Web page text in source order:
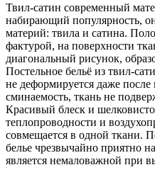
Твил-сатин современный
набирающий популярность, он
материй: твила и сатина.
фактурой, на поверхности
диагональный рисунок,
Постельное бельё из твил-
не деформируется даже
сминаемость, ткань не
Красивый блеск и
теплопроводности и
совмещается в одной ткани.
белье чрезвычайно приятно
является немаловажной при